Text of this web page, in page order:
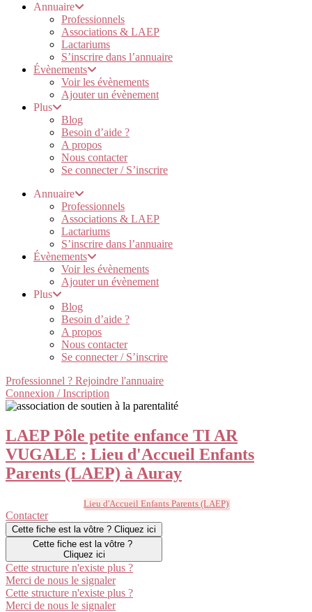
Annuaire
Professionnels
Associations & LAEP
Lactariums
S’inscrire dans l’annuaire
Évènements
Voir les évènements
Ajouter un évènement
Plus
Blog
Besoin d’aide ?
A propos
Nous contacter
Se connecter / S’inscrire
Annuaire
Professionnels
Associations & LAEP
Lactariums
S’inscrire dans l’annuaire
Évènements
Voir les évènements
Ajouter un évènement
Plus
Blog
Besoin d’aide ?
A propos
Nous contacter
Se connecter / S’inscrire
Professionnel ? Rejoindre l'annuaire
Connexion / Inscription
LAEP Pôle petite enfance TI AR
VUGALE : Lieu d'Accueil Enfants
Parents (LAEP) à Auray
Lieu d'Accueil Enfants Parents (LAEP)
Contacter
Cette fiche est la vôtre ? Cliquez ici
Cette fiche est la vôtre ?
Cliquez ici
Cette structure n'existe plus ?
Merci de nous le signaler
Cette structure n'existe plus ?
Merci de nous le signaler